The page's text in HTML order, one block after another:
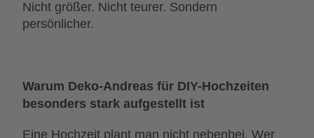
Nicht größer. Nicht teurer. Sondern
persönlicher.
Warum Deko-Andreas für DIY-Hochzeiten
besonders stark aufgestellt ist
Eine Hochzeit plant man nicht nebenbei. Wer